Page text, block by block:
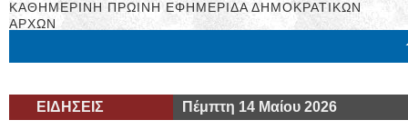
ΚΑΘΗΜΕΡΙΝΗ ΠΡΩΙΝΗ ΕΦΗΜΕΡΙΔΑ ΔΗΜΟΚΡΑΤΙΚΩΝ
ΑΡΧΩΝ
ΕΙΔΗΣΕΙΣ Πέμπτη 14 Μαίου 2026